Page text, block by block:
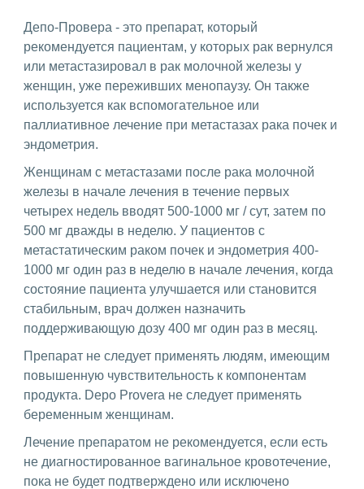
Депо-Провера - это препарат, который
рекомендуется пациентам, у которых рак вернулся
или метастазировал в рак молочной железы у
женщин, уже переживших менопаузу. Он также
используется как вспомогательное или
паллиативное лечение при метастазах рака почек и
эндометрия.
Женщинам с метастазами после рака молочной
железы в начале лечения в течение первых
четырех недель вводят 500-1000 мг / сут, затем по
500 мг дважды в неделю. У пациентов с
метастатическим раком почек и эндометрия 400-
1000 мг один раз в неделю в начале лечения, когда
состояние пациента улучшается или становится
стабильным, врач должен назначить
поддерживающую дозу 400 мг один раз в месяц.
Препарат не следует применять людям, имеющим
повышенную чувствительность к компонентам
продукта. Depo Provera не следует применять
беременным женщинам.
Лечение препаратом не рекомендуется, если есть
не диагностированное вагинальное кровотечение,
пока не будет подтверждено или исключено